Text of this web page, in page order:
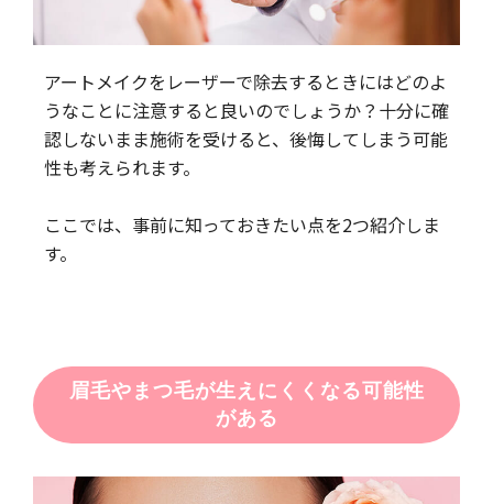
アートメイクをレーザーで除去するときにはどのよ
うなことに注意すると良いのでしょうか？十分に確
認しないまま施術を受けると、後悔してしまう可能
性も考えられます。
ここでは、事前に知っておきたい点を2つ紹介しま
す。
眉毛やまつ毛が生えにくくなる可能性
がある